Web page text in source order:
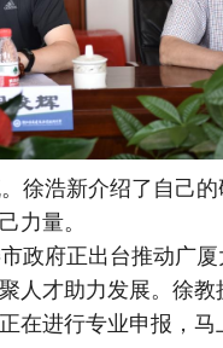
徐浩新介绍了自己
力量。
政府正出台推动广
人才助力发展。徐
在进行专业申报，